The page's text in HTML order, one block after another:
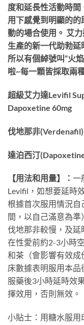
度和延長性活動時
用下感覺到明顯的
動的場合使用。 艾
生產的新一代助勃延
所以有個綽號叫“火
啦~每一顆皆採取兩
超級艾力達Levifil
Dapoxetine 60mg
伐地那非
達泊西汀
【用法和用量】： 一
Levifil，如想要延時
根據首次服用情況自
間，以自己滿意為
伐地那非較慢，及
在性愛前約2-3小時
和茶（會影響有效
床數據表明服用本
服藥後3小時延時效
揮效用，否則無效。
小貼士：用糖水服